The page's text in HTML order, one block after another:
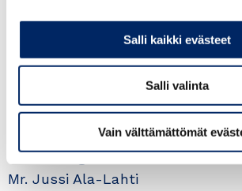
Salli kaikki evästeet
Salli valinta
Vain välttämättömät
Faso, Board Director Wärtsilä
Establishing a company in
Mr. Kristian Ylinen, Partner, Nordic
Innovation Oy
African Digital and Green
Mr. Jussi Ala-Lahti